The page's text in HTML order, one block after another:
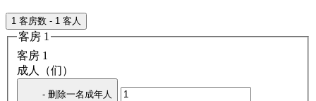
1 客房数 - 1 客人
客房 1
客房 1
成人（们）
- 删除一名成年人